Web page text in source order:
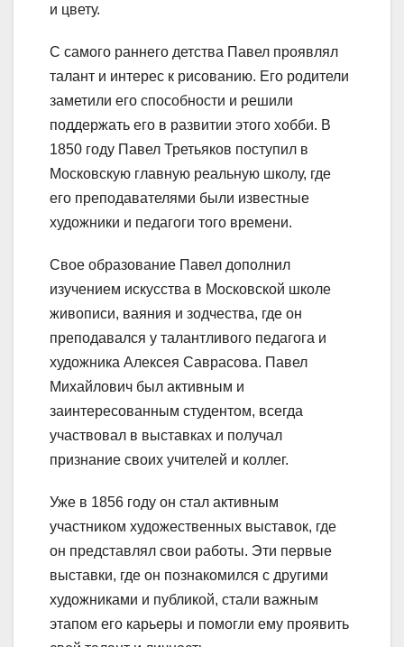
и цвету.
С самого раннего детства Павел проявлял
талант и интерес к рисованию. Его родители
заметили его способности и решили
поддержать его в развитии этого хобби. В
1850 году Павел Третьяков поступил в
Московскую главную реальную школу, где
его преподавателями были известные
художники и педагоги того времени.
Свое образование Павел дополнил
изучением искусства в Московской школе
живописи, ваяния и зодчества, где он
преподавался у талантливого педагога и
художника Алексея Саврасова. Павел
Михайлович был активным и
заинтересованным студентом, всегда
участвовал в выставках и получал
признание своих учителей и коллег.
Уже в 1856 году он стал активным
участником художественных выставок, где
он представлял свои работы. Эти первые
выставки, где он познакомился с другими
художниками и публикой, стали важным
этапом его карьеры и помогли ему проявить